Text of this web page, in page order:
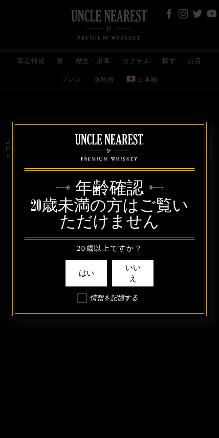
商品情報 賞 歴史・沿革 カクテル 探す お店
プレス 蒸留所 日本語
お問い合わせ 代理店 規約と条件
プライバシー
Uncle Nearest Premium Whiskey is wholly and independently owned by Uncle Nearest, Inc.
UNCLE NEAREST, THE BEST WHISKEY MAKER THE WORLD NEVER KNEW,
NATHAN GREEN, NEAREST GREEN, and DRINK HONORABLY are trademarks of
年齢確認
20歳未満の方はご覧い
ただけません
20歳以上ですか？
はい
いい
え
情報を記憶する